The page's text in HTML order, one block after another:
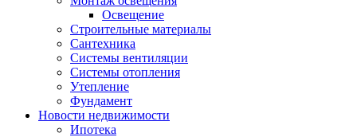
Освещение
Строительные материалы
Сантехника
Системы вентиляции
Системы отопления
Утепление
Фундамент
Новости недвижимости
Ипотека